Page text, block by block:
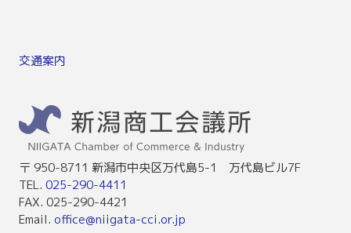
交通案内
〒 950-8711 新潟市中央区万代島5-1 万代島ビル7F
TEL. 025-290-4411
FAX. 025-290-4421
Email. office@niigata-cci.or.jp